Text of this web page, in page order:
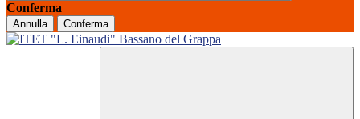
Conferma
Annulla Conferma